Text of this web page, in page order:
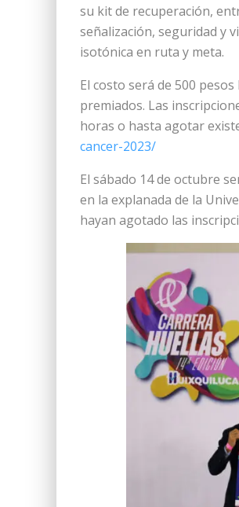
su kit de recuperación,
señalización, seguridad y
isotónica en ruta y meta.
El costo será de 500
premiados. Las
horas o hasta agotar
cancer-2023/
El sábado 14 de octubre
en la explanada de la
hayan agotado las